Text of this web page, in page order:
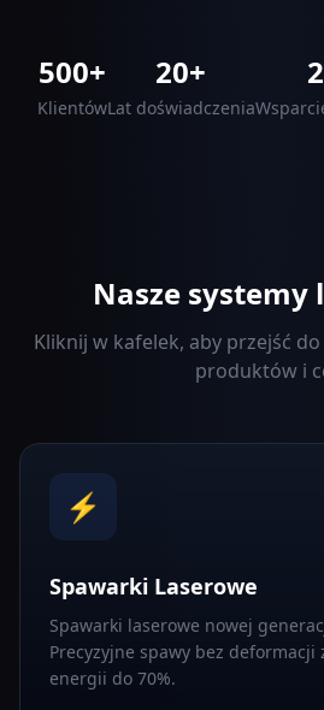
500+
Klientów
20+
Lat doświadczenia
Nasze systemy
Kliknij w kafelek, aby przejść
produktów i
⚡
Spawarki Laserowe
Spawarki laserowe nowej
Precyzyjne spawy bez deformacji
energii do 70%.